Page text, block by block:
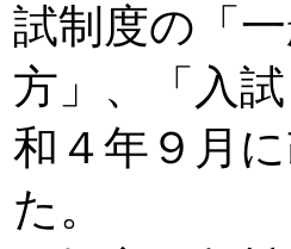
試制度の「
方」、「入
和４年９月
た。